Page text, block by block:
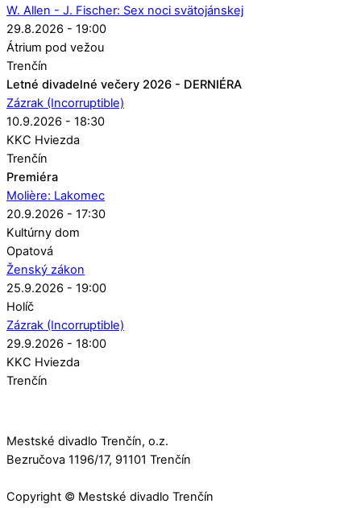
W. Allen - J. Fischer: Sex noci svätojánskej
29.8.2026 - 19:00
Átrium pod vežou
Trenčín
Letné divadelné večery 2026 - DERNIÉRA
Zázrak (Incorruptible)
10.9.2026 - 18:30
KKC Hviezda
Trenčín
Premiéra
Molière: Lakomec
20.9.2026 - 17:30
Kultúrny dom
Opatová
Ženský zákon
25.9.2026 - 19:00
Holíč
Zázrak (Incorruptible)
29.9.2026 - 18:00
KKC Hviezda
Trenčín
Mestské divadlo Trenčín, o.z.
Bezručova 1196/17, 91101 Trenčín
Copyright © Mestské divadlo Trenčín